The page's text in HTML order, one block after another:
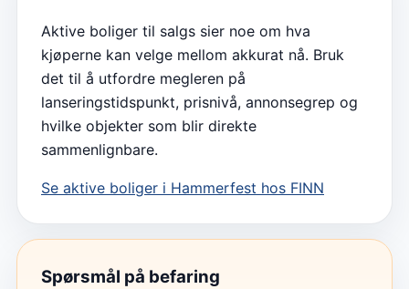
Aktive boliger til salgs sier noe om hva
kjøperne kan velge mellom akkurat nå. Bruk
det til å utfordre megleren på
lanseringstidspunkt, prisnivå, annonsegrep og
hvilke objekter som blir direkte
sammenlignbare.
Se aktive boliger i Hammerfest hos FINN
Spørsmål på befaring